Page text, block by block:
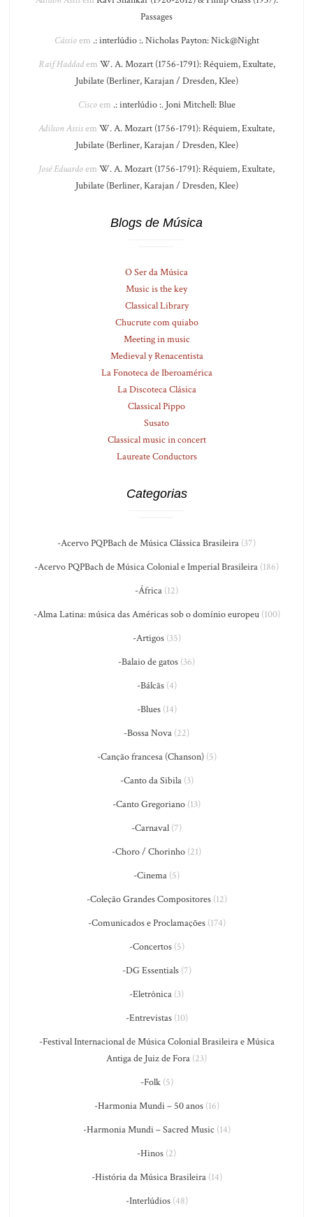
Passages
Cássioem .: interlúdio :. Nicholas Payton: Nick@Night
Raif Haddadem W. A. Mozart (1756-1791): Réquiem, Exultate,
Jubilate (Berliner, Karajan / Dresden, Klee)
Ciscoem .: interlúdio :. Joni Mitchell: Blue
Adilson Assisem W. A. Mozart (1756-1791): Réquiem, Exultate,
Jubilate (Berliner, Karajan / Dresden, Klee)
José Eduardoem W. A. Mozart (1756-1791): Réquiem, Exultate,
Jubilate (Berliner, Karajan / Dresden, Klee)
Blogs de Música
O Ser da Música
Music is the key
Classical Library
Chucrute com quiabo
Meeting in music
Medieval y Renacentista
La Fonoteca de Iberoamérica
La Discoteca Clásica
Classical Pippo
Susato
Classical music in concert
Laureate Conductors
Categorias
-Acervo PQPBach de Música Clássica Brasileira (37)
-Acervo PQPBach de Música Colonial e Imperial Brasileira (186)
-África (12)
-Alma Latina: música das Américas sob o domínio europeu(100)
-Artigos(35)
-Balaio de gatos (36)
-Bálcãs(4)
-Blues(14)
-Bossa Nova (22)
-Canção francesa (Chanson)(5)
-Canto da Sibila(3)
-Canto Gregoriano (13)
-Carnaval (7)
-Choro / Chorinho (21)
-Cinema (5)
-Coleção Grandes Compositores(12)
-Comunicados e Proclamações(174)
-Concertos(5)
-DG Essentials(7)
-Eletrônica (3)
-Entrevistas(10)
-Festival Internacional de Música Colonial Brasileira e Música
Antiga de Juiz de Fora (23)
-Folk(5)
-Harmonia Mundi – 50 anos(16)
-Harmonia Mundi – Sacred Music (14)
-Hinos (2)
-História da Música Brasileira(14)
-Interlúdios(48)